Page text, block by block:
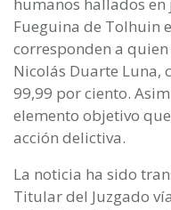
Fueguina de Tolhuin
corresponden a
Nicolás Duarte
99,99 por ciento.
elemento objetivo
acción delictiva.
La noticia ha sido
Titular del Juzgado